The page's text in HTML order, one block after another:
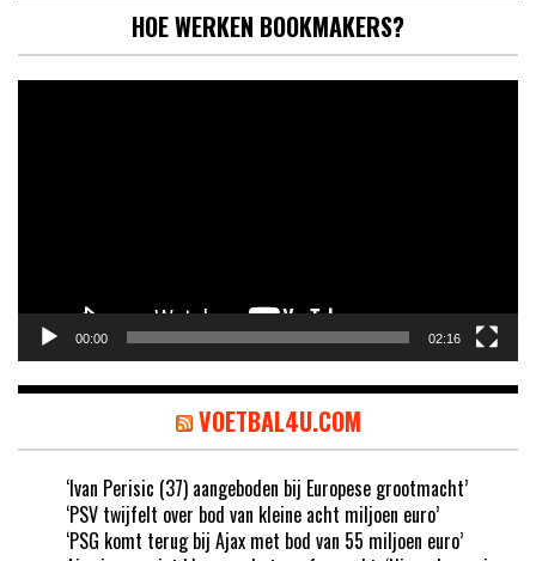
HOE WERKEN BOOKMAKERS?
00:00 02:16
VOETBAL4U.COM
‘Ivan Perisic (37) aangeboden bij Europese grootmacht’
‘PSV twijfelt over bod van kleine acht miljoen euro’
‘PSG komt terug bij Ajax met bod van 55 miljoen euro’